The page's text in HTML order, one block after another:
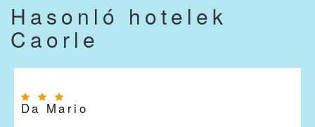
Hasonló hotelek
Caorle
Da Mario